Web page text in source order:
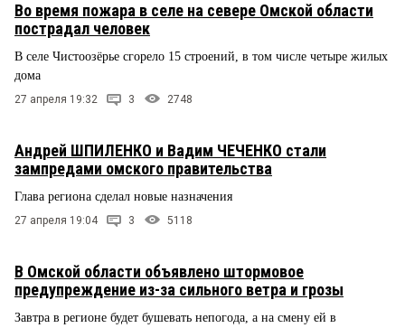
Во время пожара в селе на севере Омской области
пострадал человек
В селе Чистоозёрье сгорело 15 строений, в том числе четыре жилых
дома
27 апреля 19:32 3 2748
Андрей ШПИЛЕНКО и Вадим ЧЕЧЕНКО стали
зампредами омского правительства
Глава региона сделал новые назначения
27 апреля 19:04 3 5118
В Омской области объявлено штормовое
предупреждение из-за сильного ветра и грозы
Завтра в регионе будет бушевать непогода, а на смену ей в